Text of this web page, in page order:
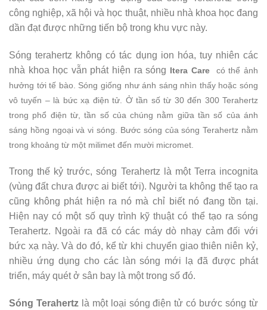
công nghiệp, xã hội và học thuật, nhiều nhà khoa học đang
dần đạt được những tiến bộ trong khu vực này.
Sóng terahertz không có tác dụng ion hóa, tuy nhiên các
nhà khoa học vẫn phát hiện ra sóng Itera Care
có thể ảnh
hưởng tới tế bào. Sóng giống như ánh sáng nhìn thấy hoặc sóng
vô tuyến – là bức xạ điện tử. Ở tần số từ 30 đến 300 Terahertz
trong phổ điện từ, tần số của chúng nằm giữa tần số của ánh
sáng hồng ngoại và vi sóng. Bước sóng của sóng Terahertz nằm
trong khoảng từ một milimet đến mười micromet.
Trong thế kỷ trước, sóng Terahertz là một Terra incognita
(vùng đất chưa được ai biết tới). Người ta không thể tạo ra
cũng không phát hiện ra nó mà chỉ biết nó đang tồn tại.
Hiện nay có một số quy trình kỹ thuật có thể tạo ra sóng
Terahertz. Ngoài ra đã có các máy dò nhạy cảm đối với
bức xạ này. Và do đó, kể từ khi chuyển giao thiên niên kỷ,
nhiều ứng dụng cho các làn sóng mới lạ đã được phát
triển, máy quét ở sân bay là một trong số đó.
Sóng Terahertzlà một loại sóng điện tử có bước sóng từ